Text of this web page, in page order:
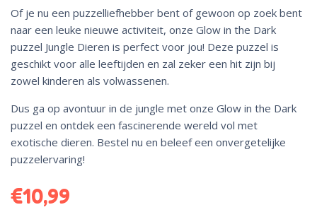
Of je nu een puzzelliefhebber bent of gewoon op zoek bent
naar een leuke nieuwe activiteit, onze Glow in the Dark
puzzel Jungle Dieren is perfect voor jou! Deze puzzel is
geschikt voor alle leeftijden en zal zeker een hit zijn bij
zowel kinderen als volwassenen.
Dus ga op avontuur in de jungle met onze Glow in the Dark
puzzel en ontdek een fascinerende wereld vol met
exotische dieren. Bestel nu en beleef een onvergetelijke
puzzelervaring!
€10,99